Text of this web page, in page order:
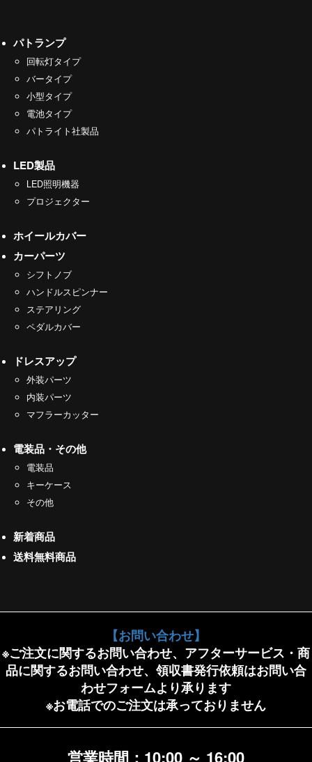
パトランプ
回転灯タイプ
バータイプ
小型タイプ
電池タイプ
パトライト社製品
LED製品
LED照明機器
プロジェクター
ホイールカバー
カーパーツ
シフトノブ
ハンドルスピンナー
ステアリング
ペダルカバー
ドレスアップ
外装パーツ
内装パーツ
マフラーカッター
電装品・その他
電装品
キーケース
その他
新着商品
送料無料商品
【お問い合わせ】
※ご注文に関するお問い合わせ、アフターサービス・商
品に関するお問い合わせ、領収書発行依頼はお問い合
わせフォームより承ります
※お電話でのご注文は承っておりません
営業時間：10:00 ～ 16:00